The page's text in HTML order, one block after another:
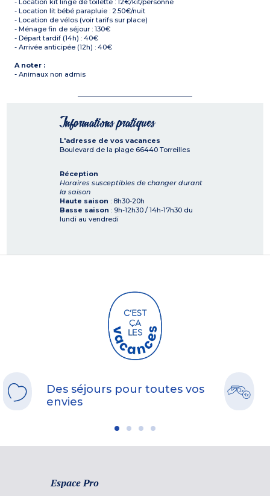
- Location kit linge de toilette : 12€/kit/personne
- Location lit bébé parapluie : 2.50€/nuit
- Location de vélos (voir tarifs sur place)
- Ménage fin de séjour : 130€
- Départ tardif (14h) : 40€
- Arrivée anticipée (12h) : 40€
A noter :
- Animaux non admis
Informations pratiques
L'adresse de vos vacances
Boulevard de la plage 66440 Torreilles
Réception
Horaires susceptibles de changer durant
la saison
Haute saison : 8h30-20h
Basse saison : 9h-12h30 / 14h-17h30 du
lundi au vendredi
Des séjours pour toutes vos
envies
Espace Pro